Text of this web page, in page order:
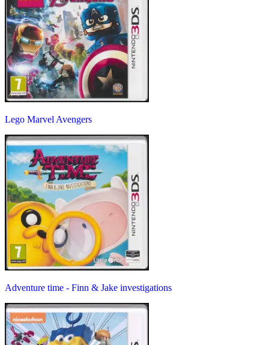
Lego Marvel Avengers
Adventure time - Finn & Jake investigations